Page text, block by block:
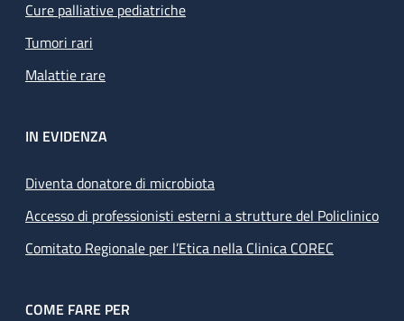
Cure palliative pediatriche
Tumori rari
Malattie rare
IN EVIDENZA
Diventa donatore di microbiota
Accesso di professionisti esterni a strutture del Policlinico
Comitato Regionale per l’Etica nella Clinica COREC
COME FARE PER